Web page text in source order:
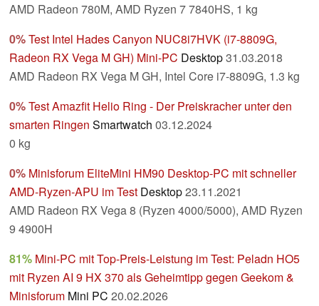
AMD Radeon 780M, AMD Ryzen 7 7840HS, 1 kg
0%Test Intel Hades Canyon NUC8i7HVK (i7-8809G,
Radeon RX Vega M GH) Mini-PC Desktop31.03.2018
AMD Radeon RX Vega M GH, Intel Core i7-8809G, 1.3 kg
0%Test Amazfit Helio Ring - Der Preiskracher unter den
smarten Ringen Smartwatch 03.12.2024
0 kg
0% Minisforum EliteMini HM90 Desktop-PC mit schneller
AMD-Ryzen-APU im Test Desktop23.11.2021
AMD Radeon RX Vega 8 (Ryzen 4000/5000), AMD Ryzen
9 4900H
81% Mini-PC mit Top-Preis-Leistung im Test: Peladn HO5
mit Ryzen AI 9 HX 370 als Geheimtipp gegen Geekom &
Minisforum Mini PC 20.02.2026